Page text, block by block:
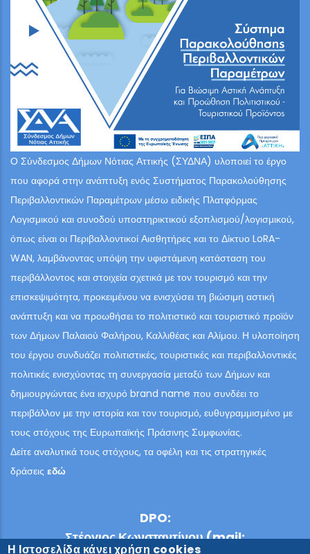
Ο Σύνδεσμος Δήμων Νότιας Αττικής (ΣΥΔΝΑ) υλοποιεί το έργο
που αφορά στην ανάπτυξη ενός Συστήματος Παρακολούθησης
Περιβαλλοντικών Παραμέτρων μέσω ειδικής Πλατφόρμας
Λογισμικού και συνοδού υποστηρικτικού εξοπλισμού/λογισμικού,
όπως είναι οι Περιβαλλοντικοί Αισθητήρες και το Δίκτυο LoRA-
WAN, λαμβάνοντας υπόψη την υφιστάμενη κατάσταση του
περιβάλλοντος και στοιχεία σχετικά με τον τουρισμό και την
επισκεψιμότητα, προκειμένου να ενισχύσει τη βιώσιμη αστική
ανάπτυξη και να προωθήσει το πολιτιστικό και τουριστικό προϊόν
των Δήμων Παλαιού Φαλήρου, Καλλιθέας και Αλίμου. Η υλοποίηση
του έργου συνδυάζει πολιτιστικές, τουριστικές και περιβαλλοντικές
πολιτικές ενισχύοντας τη συνεργασία μεταξύ των Δήμων και
δημιουργώντας ένα ισχυρό brand name που συνδέει το
περιβάλλον με την ιστορία και τον τουρισμό, ευθυγραμμισμένο με
τους στόχους της Ευρωπαϊκής Πράσινης Συμφωνίας.
Δείτε αναλυτικά τους στόχους, τα οφέλη και τις στρατηγικές
δράσεις εδώ
DPO:
Στέργιος Κωνσταντίνου (mail:
Η Ιστοσελίδα κάνει χρήση cookies